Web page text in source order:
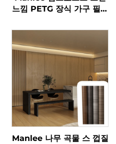
느낌 PETG 장식 가구 필름
Manlee 나무 곡물 스 껍질